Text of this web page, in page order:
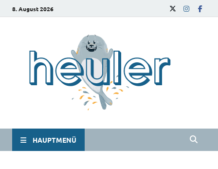
8. August 2026
HAUPTMENÜ